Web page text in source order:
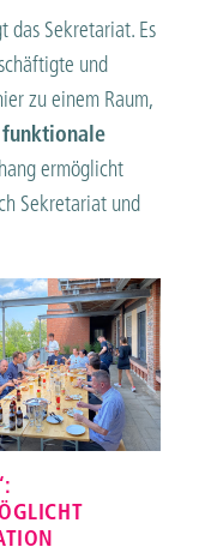
das Sekretariat. Es
und
zu einem Raum,
ermöglicht
Sekretariat und
B